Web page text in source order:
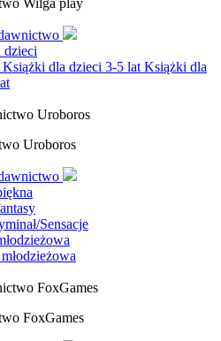
Wilga play
dzieci
Książki dla dzieci 3-5 lat Książki dla
Uroboros
Sensacje
FoxGames